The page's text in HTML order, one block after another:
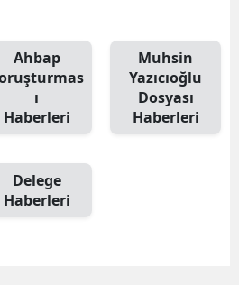
Ahbap
ı
Haberleri
Muhsin
Yazıcıoğlu
Dosyası
Haberleri
Delege
Haberleri